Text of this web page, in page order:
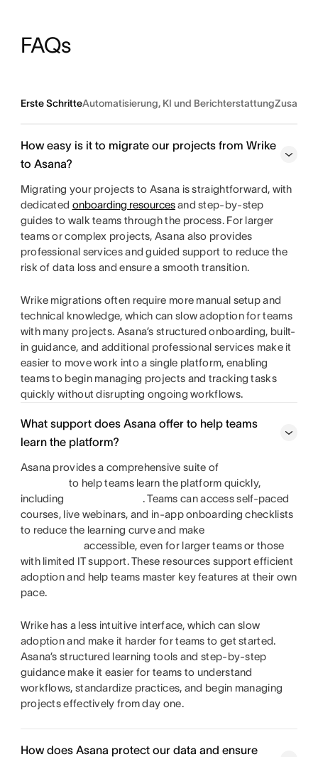
FAQs
Erste SchritteAutomatisierung, KI und Berichterstattung
How easy is it to migrate our projects from Wrike
to Asana?
Migrating your projects to Asana is straightforward, with
dedicated onboarding resourcesand step-by-step
guides to walk teams through the process. For larger
teams or complex projects, Asana also provides
professional services and guided support to reduce the
risk of data loss and ensure a smooth transition.
Wrike migrations often require more manual setup and
technical knowledge, which can slow adoption for teams
with many projects. Asana’s structured onboarding, built-
in guidance, and additional professional services make it
easier to move work into a single platform, enabling
teams to begin managing projects and tracking tasks
quickly without disrupting ongoing workflows.
What support does Asana offer to help teams
learn the platform?
Asana provides a comprehensive suite of
to help teams learn the platform quickly,
including
. Teams can access self-paced
courses, live webinars, and in-app onboarding checklists
to reduce the learning curve and make
accessible, even for larger teams or those
with limited IT support. These resources support efficient
adoption and help teams master key features at their own
pace.
Wrike has a less intuitive interface, which can slow
adoption and make it harder for teams to get started.
Asana’s structured learning tools and step-by-step
guidance make it easier for teams to understand
workflows, standardize practices, and begin managing
projects effectively from day one.
How does Asana protect our data and ensure